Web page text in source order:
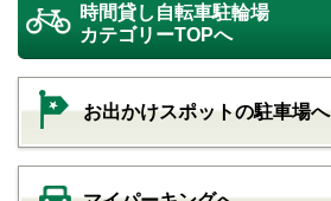
時間貸し自転車駐輪場
カテゴリーTOPへ
お出かけスポットの駐車場へ